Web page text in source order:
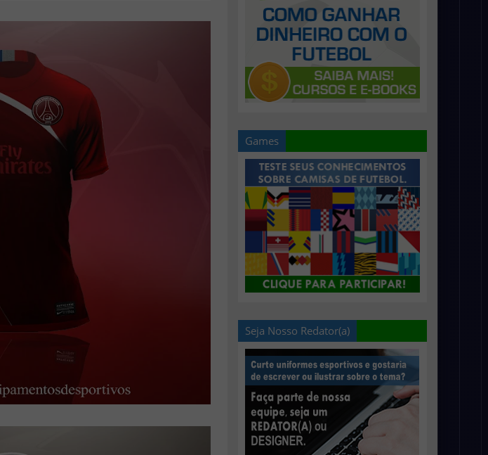
Games
Seja Nosso Redator(a)